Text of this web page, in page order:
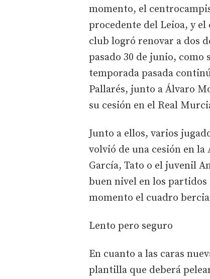
momento, el
procedente del Leioa, y el
club logró renovar a dos
pasado 30 de junio, como
temporada pasada
Pallarés, junto a Álvaro
su cesión en el Real
Junto a ellos, varios
volvió de una cesión en la
García, Tato o el juvenil
buen nivel en los
momento el cuadro
Lento pero seguro
En cuanto a las caras
plantilla que deberá